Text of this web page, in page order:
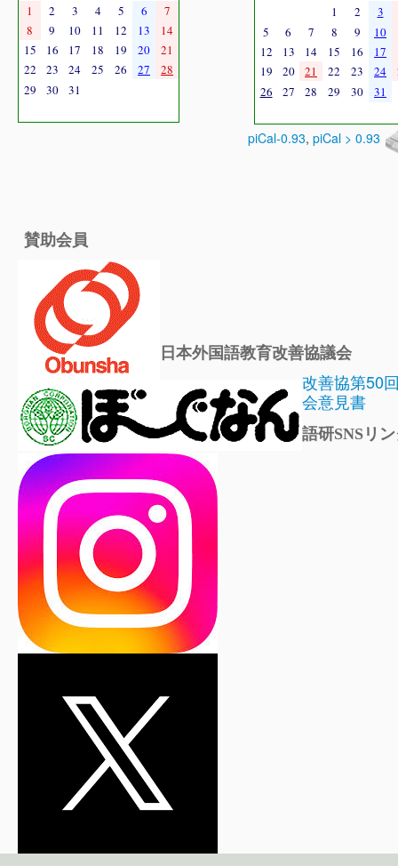
1
2 3 4 5 6
7
8
9 10 11 12 13
14
15
16 17 18 19 20
21
22
23 24 25 26 27
28
29
30 31
1
2
3
5
6 7 8 9 10
12
13 14 15 16 17
19
20 21 22 23 24
26
27 28 29 30 31
piCal-0.93, piCal > 0.93
賛助会員
日本外国語教育改善協議会
改善協第50
会意見書
語研SNSリ